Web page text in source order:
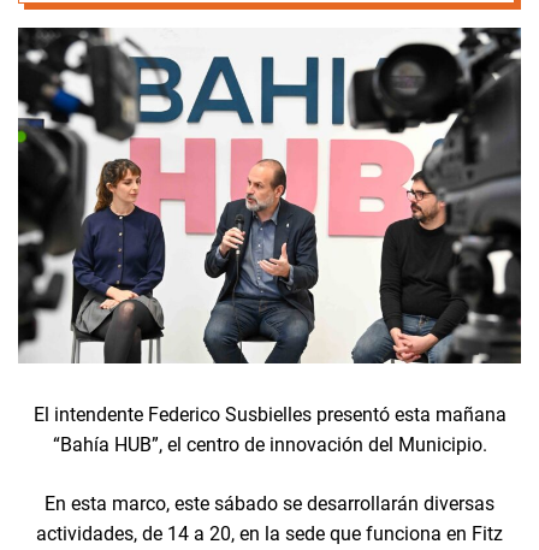
El intendente Federico Susbielles presentó esta mañana
“Bahía HUB”, el centro de innovación del Municipio.
En esta marco, este sábado se desarrollarán diversas
actividades, de 14 a 20, en la sede que funciona en Fitz